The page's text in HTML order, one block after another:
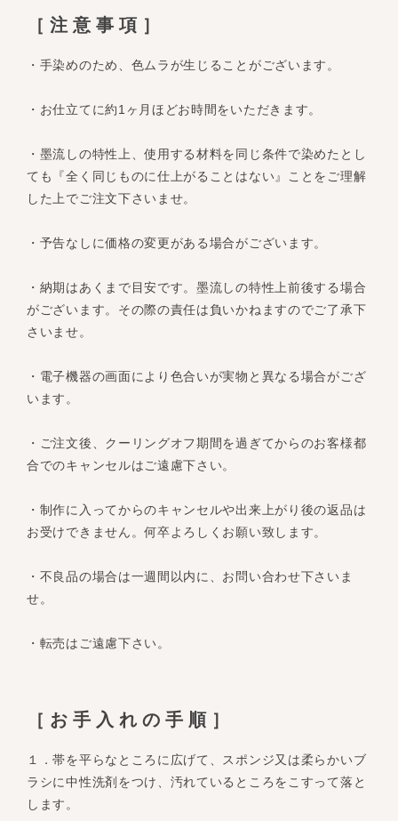
［注意事項］
・手染めのため、色ムラが生じることがございます。
・お仕立てに約1ヶ月ほどお時間をいただきます。
・墨流しの特性上、使用する材料を同じ条件で染めたとし
ても『全く同じものに仕上がることはない』ことをご理解
した上でご注文下さいませ。
・予告なしに価格の変更がある場合がございます。
・納期はあくまで目安です。墨流しの特性上前後する場合
がございます。その際の責任は負いかねますのでご了承下
さいませ。
・電子機器の画面により色合いが実物と異なる場合がござ
います。
・ご注文後、クーリングオフ期間を過ぎてからのお客様都
合でのキャンセルはご遠慮下さい。
・制作に入ってからのキャンセルや出来上がり後の返品は
お受けできません。何卒よろしくお願い致します。
・不良品の場合は一週間以内に、お問い合わせ下さいま
せ。
・転売はご遠慮下さい。
［お手入れの手順］
１．帯を平らなところに広げて、スポンジ又は柔らかいブ
ラシに中性洗剤をつけ、汚れているところをこすって落と
します。